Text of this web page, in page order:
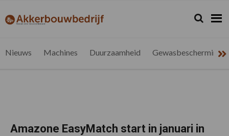
de
de
de
de
akkerbouwbedrijf.be
Nieuws
Zoeken...
Zoek
Nieuws Machines Duurzaamheid Gewasbescherming
Amazone EasyMatch start in januari in